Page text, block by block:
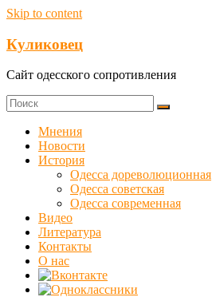
Skip to content
Куликовец
Сайт одесского сопротивления
Мнения
Новости
История
Одесса дореволюционная
Одесса советская
Одесса современная
Видео
Литература
Контакты
О нас